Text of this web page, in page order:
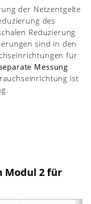
der Netzentgelte
des
Reduzierung
sind in den
für
Messung
ist
Modul 2 für